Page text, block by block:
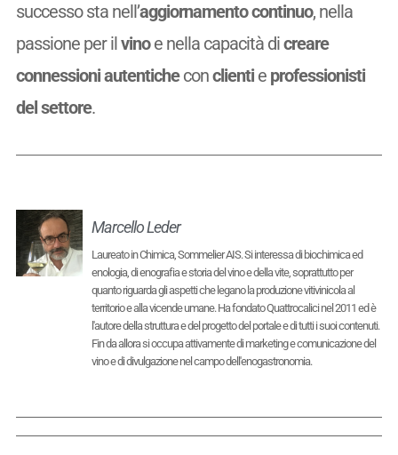
successo sta nell’aggiornamento continuo, nella
passione per ilvinoe nella capacità dicreare
connessioni autenticheconclientie professionisti
del settore.
Marcello Leder
Laureato in Chimica, Sommelier AIS. Si interessa di biochimica ed
enologia, di enografia e storia del vino e della vite, soprattutto per
quanto riguarda gli aspetti che legano la produzione vitivinicola al
territorio e alla vicende umane. Ha fondato Quattrocalici nel 2011 ed è
l'autore della struttura e del progetto del portale e di tutti i suoi contenuti.
Fin da allora si occupa attivamente di marketing e comunicazione del
vino e di divulgazione nel campo dell'enogastronomia.